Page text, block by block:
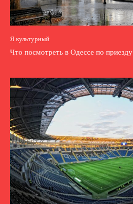
Я культурный
Что посмотреть в Одессе по приезду